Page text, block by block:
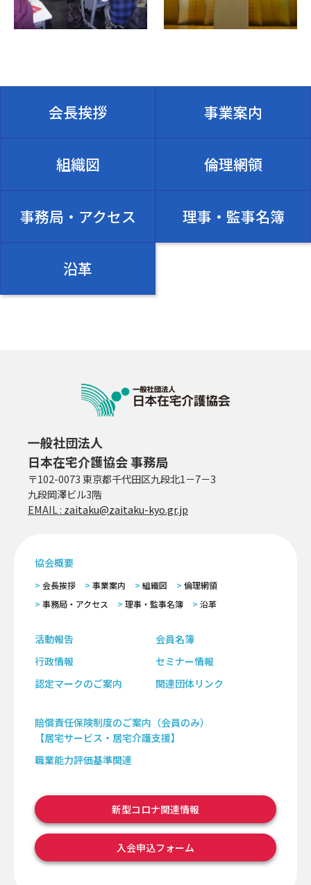
会長挨拶 事業案内
組織図 倫理網領
事務局・アクセス 理事・監事名簿
沿革
一般社団法人
日本在宅介護協会 事務局
〒102-0073 東京都千代田区九段北1－7－3
九段岡澤ビル3階
EMAIL : zaitaku@zaitaku-kyo.gr.jp
協会概要
会長挨拶 事業案内 組織図
倫理網領
事務局・アクセス
理事・監事名簿 沿革
活動報告
会員名簿
行政情報
セミナー情報
認定マークのご案内
関連団体リンク
賠償責任保険制度のご案内（会員のみ）
【居宅サービス・居宅介護支援】
職業能力評価基準関連
新型コロナ関連情報
入会申込フォーム